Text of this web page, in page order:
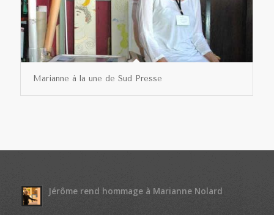
Marianne à la une de Sud Presse
Jérôme rend hommage à Marianne Nolard